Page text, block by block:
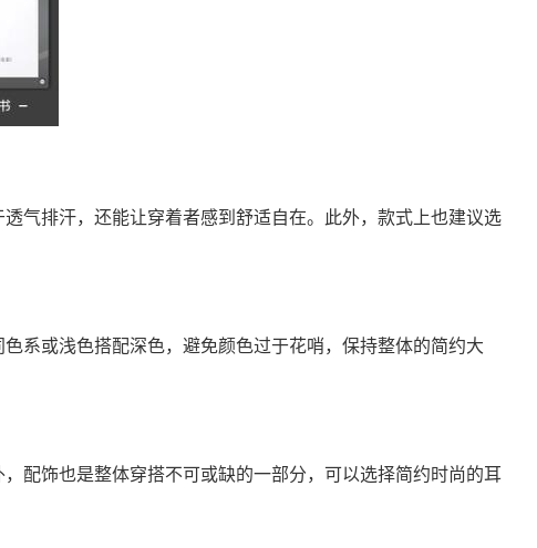
气排汗，还能让穿着者感到舒适自在。此外，款式上也建议选
系或浅色搭配深色，避免颜色过于花哨，保持整体的简约大
配饰也是整体穿搭不可或缺的一部分，可以选择简约时尚的耳